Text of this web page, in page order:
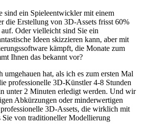
sind ein Spieleentwickler mit einem
die Erstellung von 3D-Assets frisst 60%
Oder vielleicht sind Sie ein
Ideen skizzieren kann, aber mit
kämpft, die Monate zum
Ihnen das bekannt vor?
umgehauen hat, als ich es zum ersten Mal
professionelle 3D-Künstler 4-8 Stunden
unter 2 Minuten erledigt werden. Und wir
Abkürzungen oder minderwertigen
3D-Assets, die wirklich mit
Sie von traditioneller Modellierung